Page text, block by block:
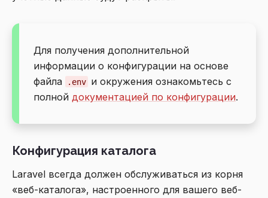
Для получения дополнительной
информации о конфигурации на основе
файла
.env и окружения ознакомьтесь с
полной документацией по конфигурации.
Конфигурация каталога
Laravel всегда должен обслуживаться из корня
«веб-каталога», настроенного для вашего веб-